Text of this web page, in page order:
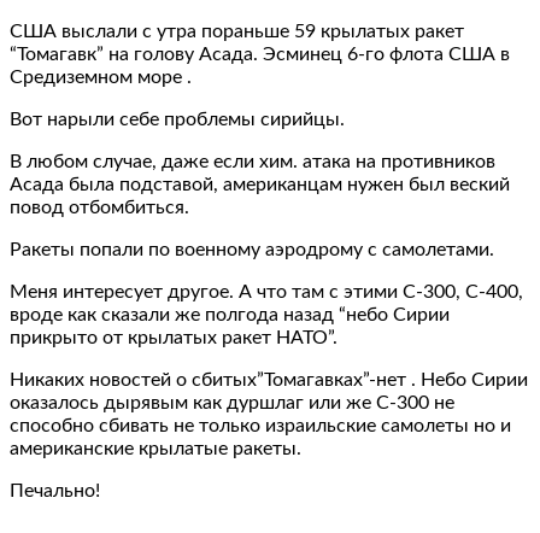
США выслали с утра пораньше 59 крылатых ракет
“Томагавк” на голову Асада. Эсминец 6-го флота США в
Средиземном море .
Вот нарыли себе проблемы сирийцы.
В любом случае, даже если хим. атака на противников
Асада была подставой, американцам нужен был веский
повод отбомбиться.
Ракеты попали по военному аэродрому с самолетами.
Меня интересует другое. А что там с этими С-300, С-400,
вроде как сказали же полгода назад “небо Сирии
прикрыто от крылатых ракет НАТО”.
Никаких новостей о сбитых”Томагавках”-нет . Небо Сирии
оказалось дырявым как дуршлаг или же С-300 не
способно сбивать не только израильские самолеты но и
американские крылатые ракеты.
Печально!